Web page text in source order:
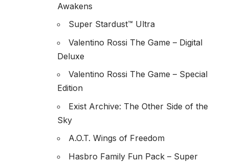
Awakens
Super Stardust™ Ultra
Valentino Rossi The Game – Digital
Deluxe
Valentino Rossi The Game – Special
Edition
Exist Archive: The Other Side of the
Sky
A.O.T. Wings of Freedom
Hasbro Family Fun Pack – Super